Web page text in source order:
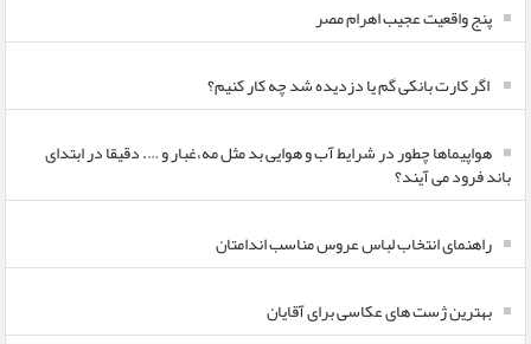
پنج واقعیت عجیب اهرام مصر
اگر کارت بانکی گم یا دزدیده شد چه کار کنیم؟
هواپیماها چطور در شرایط آب و هوایی بد مثل مه،غبار و …. دقیقا در ابتدای
باند فرود می آیند؟
راهنمای انتخاب لباس عروس مناسب اندامتان
بهترین ژست های عکاسی برای آقایان